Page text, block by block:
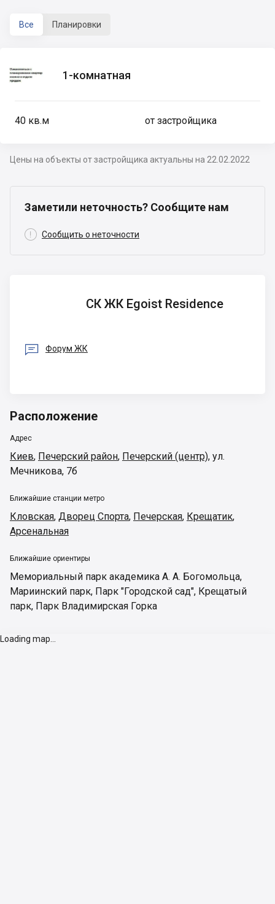
Все Планировки
1-комнатная
40 кв.м от застройщика
Цены на объекты от застройщика актуальны на 22.02.2022
Заметили неточность? Сообщите нам
 Сообщить о неточности
СК ЖК Egoist Residence
 Форум ЖК
Расположение
Адрес
Киев, Печерский район, Печерский (центр), ул.
Мечникова, 7б
Ближайшие станции метро
Кловская, Дворец Спорта, Печерская, Крещатик,
Арсенальная
Ближайшие ориентиры
Мемориальный парк академика А. А. Богомольца,
Мариинский парк, Парк "Городской сад", Крещатый
парк, Парк Владимирская Горка
Loading map...